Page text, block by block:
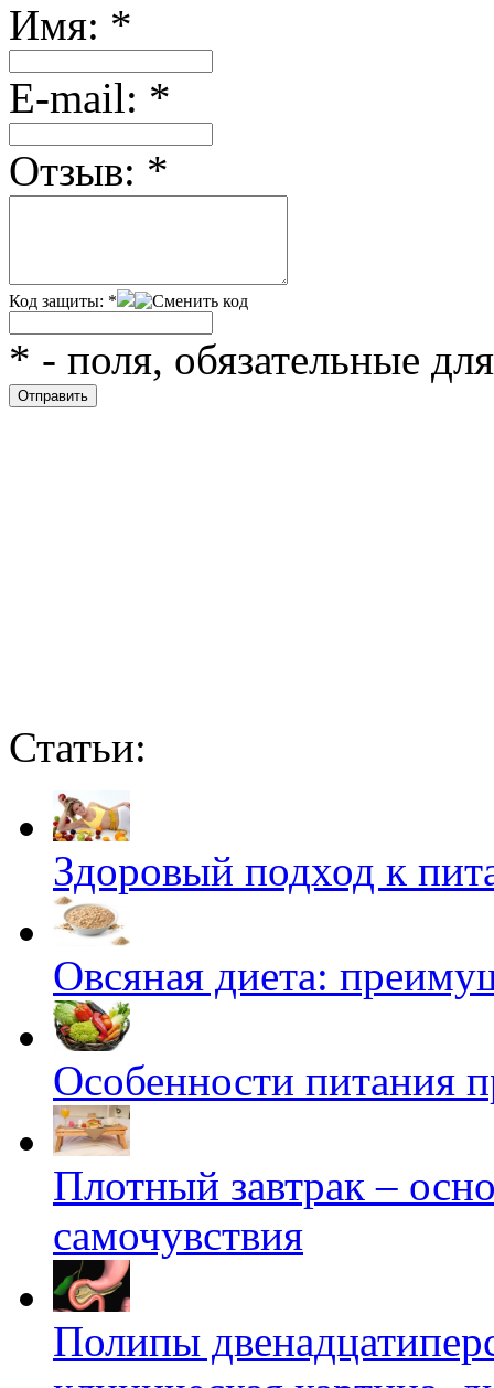
Имя: *
Е-mail: *
Отзыв: *
Код защиты: *
* - поля, обязательные
Статьи:
Здоровый подход к
Овсяная диета:
Особенности питания
Плотный завтрак –
самочувствия
Полипы